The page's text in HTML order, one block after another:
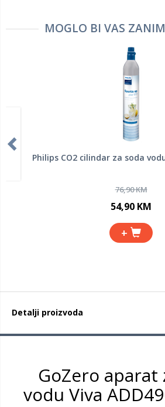
MOGLO BI VAS
Philips CO2 cilindar za soda
76,90 KM
54,90 KM
+
Detalji proizvoda
GoZero aparat
vodu Viva